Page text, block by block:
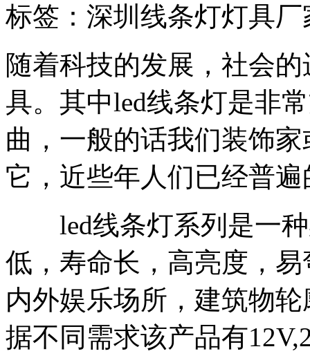
标签：深圳线条灯灯具厂
随着科技的发展，社会
具。其中led线条灯是非
曲，一般的话我们装饰
它，近些年人们已经普
led线条灯系列是一种
低，寿命长，高亮度，
内外娱乐场所，建筑物
据不同需求该产品有